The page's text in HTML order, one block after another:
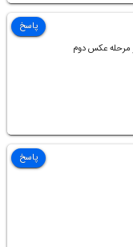
مرحله عکس دوم
پاسخ
پاسخ